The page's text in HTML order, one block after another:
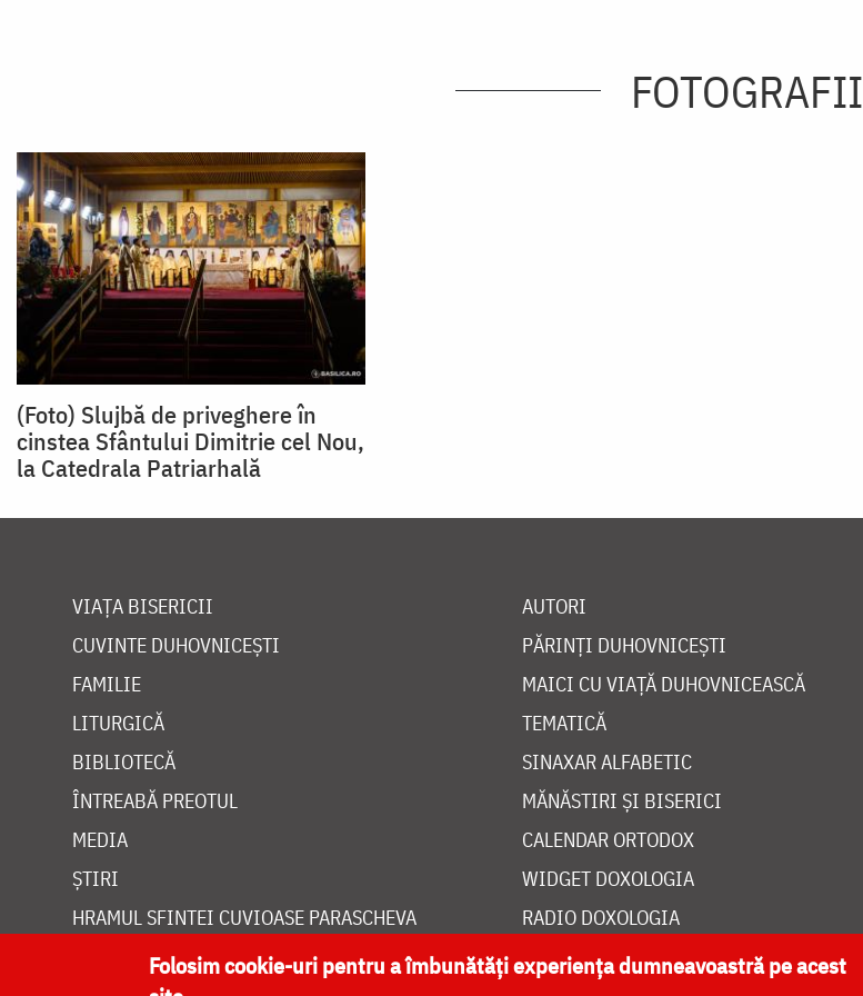
FOTOGRAFII
(Foto) Slujbă de priveghere în
cinstea Sfântului Dimitrie cel Nou,
la Catedrala Patriarhală
VIAȚA BISERICII
CUVINTE DUHOVNICEȘTI
FAMILIE
LITURGICĂ
BIBLIOTECĂ
ÎNTREABĂ PREOTUL
MEDIA
ȘTIRI
HRAMUL SFINTEI CUVIOASE PARASCHEVA
AUTORI
PĂRINȚI DUHOVNICEȘTI
MAICI CU VIAȚĂ DUHOVNICEASCĂ
TEMATICĂ
SINAXAR ALFABETIC
MĂNĂSTIRI ȘI BISERICI
CALENDAR ORTODOX
WIDGET DOXOLOGIA
RADIO DOXOLOGIA
Folosim cookie-uri pentru a îmbunătăți experiența dumneavoastră pe acest